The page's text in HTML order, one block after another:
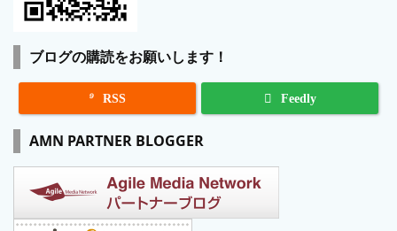
ブログの購読をお願いします！
 RSS Feedly
AMN PARTNER BLOGGER